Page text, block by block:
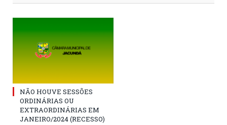
NÃO HOUVE SESSÕES
ORDINÁRIAS OU
EXTRAORDINÁRIAS EM
JANEIRO/2024 (RECESSO)